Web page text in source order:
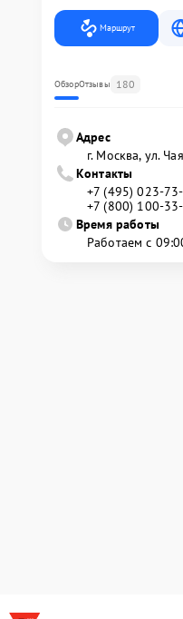
Маршрут
ОбзорОтзывы 180
Адрес
г. Москва, ул.
Контакты
+7 (495) 023-
+7 (800) 100-
Время работы
Работаем с